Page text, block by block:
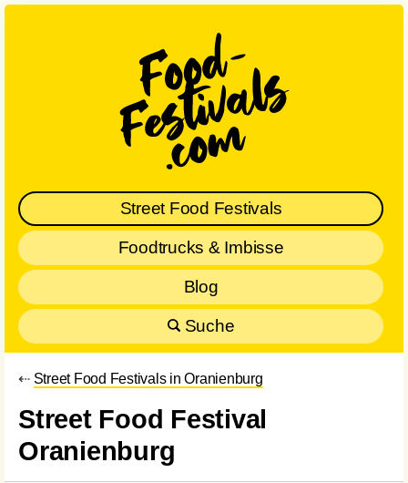
Street Food Festivals
Foodtrucks & Imbisse
Blog
Suche
⇠ Street Food Festivals in Oranienburg
Street Food Festival
Oranienburg